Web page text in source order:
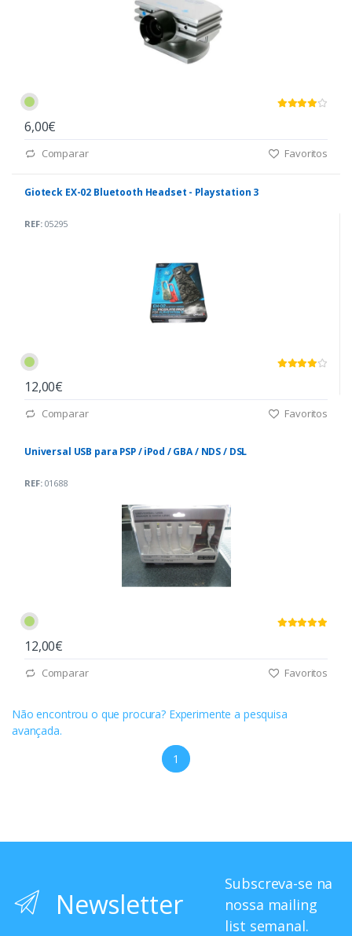
6,00€
Comparar Favoritos
Gioteck EX-02 Bluetooth Headset - Playstation 3
REF:05295
12,00€
Comparar Favoritos
Universal USB para PSP / iPod / GBA / NDS / DSL
REF:01688
12,00€
Comparar Favoritos
Não encontrou o que procura? Experimente a pesquisa
avançada.
1
Newsletter
Subscreva-se na
nossa mailing
list semanal.